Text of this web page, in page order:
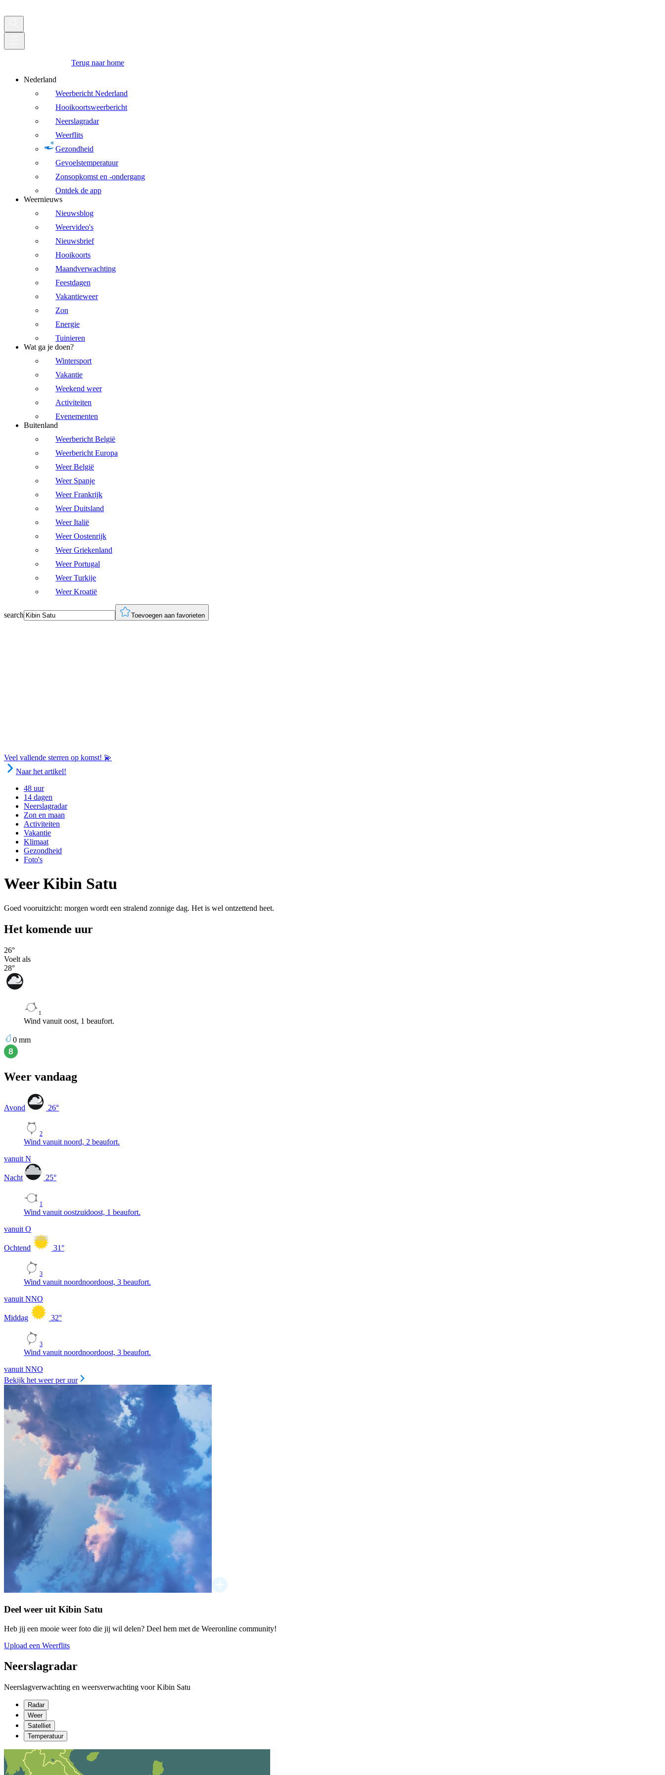
Terug naar home
Nederland
Weerbericht Nederland
Hooikoortsweerbericht
Neerslagradar
Weerflits
Gezondheid
Gevoelstemperatuur
Zonsopkomst en -ondergang
Ontdek de app
Weernieuws
Nieuwsblog
Weervideo's
Nieuwsbrief
Hooikoorts
Maandverwachting
Feestdagen
Vakantieweer
Zon
Energie
Tuinieren
Wat ga je doen?
Wintersport
Vakantie
Weekend weer
Activiteiten
Evenementen
Buitenland
Weerbericht België
Weerbericht Europa
Weer België
Weer Spanje
Weer Frankrijk
Weer Duitsland
Weer Italië
Weer Oostenrijk
Weer Griekenland
Weer Portugal
Weer Turkije
Weer Kroatië
search Toevoegen aan favorieten
Veel vallende sterren op komst! 💫
Naar het artikel!
48 uur
14 dagen
Neerslagradar
Zon en maan
Activiteiten
Vakantie
Klimaat
Gezondheid
Foto's
Weer Kibin Satu
Goed vooruitzicht: morgen wordt een stralend zonnige dag. Het is wel ontzettend heet.
Het komende uur
26°
Voelt als
28°
1
Wind vanuit oost, 1 beaufort.
0 mm
Weer vandaag
Avond 26°
2
Wind vanuit noord, 2 beaufort.
vanuit N
Nacht 25°
1
Wind vanuit oostzuidoost, 1 beaufort.
vanuit O
Ochtend 31°
3
Wind vanuit noordnoordoost, 3 beaufort.
vanuit NNO
Middag 32°
3
Wind vanuit noordnoordoost, 3 beaufort.
vanuit NNO
Bekijk het weer per uur
Deel weer uit Kibin Satu
Heb jij een mooie weer foto die jij wil delen? Deel hem met de Weeronline community!
Upload een Weerflits
Neerslagradar
Neerslagverwachting en weersverwachting voor Kibin Satu
Radar
Weer
Satelliet
Temperatuur